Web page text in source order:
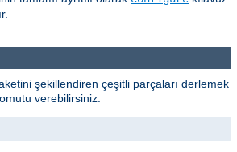
şekillendiren çeşitli parçaları derlemek
verebilirsiniz: